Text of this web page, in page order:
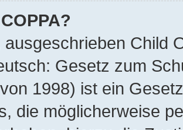
ausgeschrieben Child
Gesetz zum
1998) ist ein
die möglicherweise